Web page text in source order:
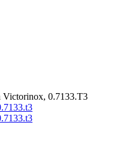
Victorinox, 0.7133.T3